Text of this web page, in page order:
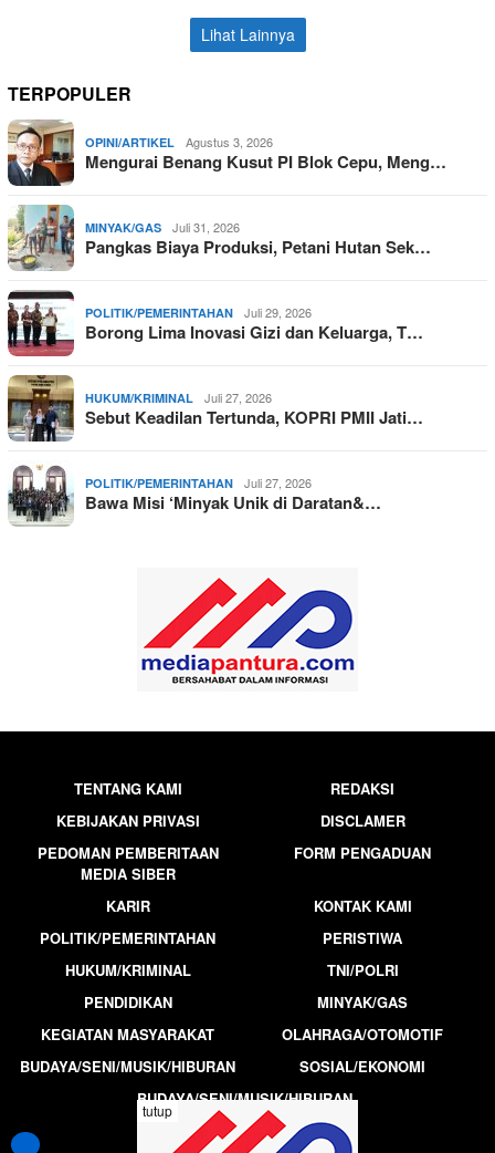
Lihat Lainnya
TERPOPULER
OPINI/ARTIKEL Agustus 3, 2026
Mengurai Benang Kusut PI Blok Cepu, Meng…
MINYAK/GAS Juli 31, 2026
Pangkas Biaya Produksi, Petani Hutan Sek…
POLITIK/PEMERINTAHAN Juli 29, 2026
Borong Lima Inovasi Gizi dan Keluarga, T…
HUKUM/KRIMINAL Juli 27, 2026
Sebut Keadilan Tertunda, KOPRI PMII Jati…
POLITIK/PEMERINTAHAN Juli 27, 2026
Bawa Misi ‘Minyak Unik di Daratan&…
TENTANG KAMI
REDAKSI
KEBIJAKAN PRIVASI
DISCLAMER
PEDOMAN PEMBERITAAN
MEDIA SIBER
FORM PENGADUAN
KARIR
KONTAK KAMI
POLITIK/PEMERINTAHAN
PERISTIWA
HUKUM/KRIMINAL
TNI/POLRI
PENDIDIKAN
MINYAK/GAS
KEGIATAN MASYARAKAT
OLAHRAGA/OTOMOTIF
BUDAYA/SENI/MUSIK/HIBURAN
SOSIAL/EKONOMI
BUDAYA/SENI/MUSIK/HIBURAN
tutup